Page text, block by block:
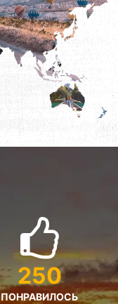
250
ПОНРАВИЛОСЬ